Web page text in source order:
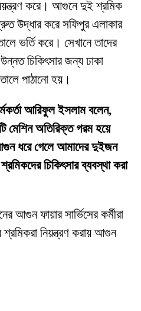
করে। আগুনে দুই শ্রমিক
উদ্ধার করে সফিপুর এলাকার
ভর্তি করে। সেখানে তাদের
উন্নত চিকিৎসার জন্য ঢাকা
পাঠানো হয়।
আরিফুল ইসলাম বলেন,
মেশিন অতিরিক্ত গরম হয়ে
ধরে গেলে আমাদের দুইজন
চিকিৎসার ব্যবস্থা করা
আগুন ফায়ার সার্ভিসের কর্মীরা
নিয়ন্ত্রণ করায় আগুন